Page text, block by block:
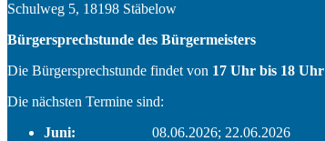
Schulweg 5, 18198 Stäbelow
Bürgersprechstunde des Bürgermeisters
Die Bürgersprechstunde findet von 17 Uhr bis 18 Uhr
Die nächsten Termine sind:
Juni: 08.06.2026; 22.06.2026